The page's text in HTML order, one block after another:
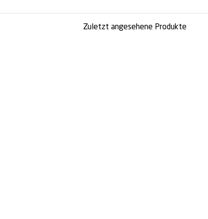
Zuletzt angesehene Produkte